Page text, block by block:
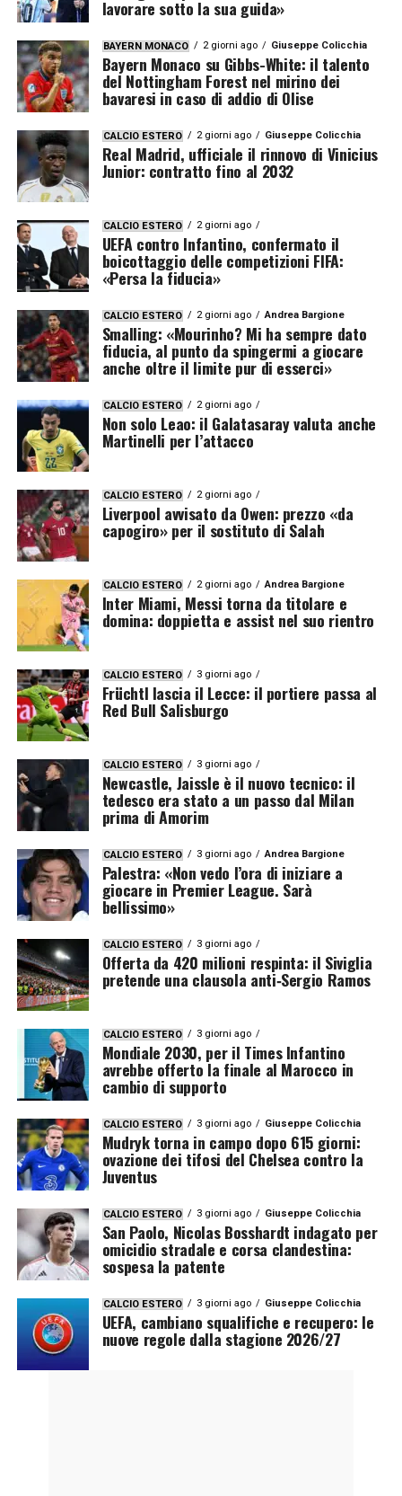
lavorare sotto la sua guida»
BAYERN MONACO 2 giorni ago Giuseppe Colicchia
Bayern Monaco su Gibbs-White: il talento
del Nottingham Forest nel mirino dei
bavaresi in caso di addio di Olise
CALCIO ESTERO 2 giorni ago Giuseppe Colicchia
Real Madrid, ufficiale il rinnovo di Vinicius
Junior: contratto fino al 2032
CALCIO ESTERO 2 giorni ago
UEFA contro Infantino, confermato il
boicottaggio delle competizioni FIFA:
«Persa la fiducia»
CALCIO ESTERO 2 giorni ago Andrea Bargione
Smalling: «Mourinho? Mi ha sempre dato
fiducia, al punto da spingermi a giocare
anche oltre il limite pur di esserci»
CALCIO ESTERO 2 giorni ago
Non solo Leao: il Galatasaray valuta anche
Martinelli per l’attacco
CALCIO ESTERO 2 giorni ago
Liverpool avvisato da Owen: prezzo «da
capogiro» per il sostituto di Salah
CALCIO ESTERO 2 giorni ago Andrea Bargione
Inter Miami, Messi torna da titolare e
domina: doppietta e assist nel suo rientro
CALCIO ESTERO 3 giorni ago
Früchtl lascia il Lecce: il portiere passa al
Red Bull Salisburgo
CALCIO ESTERO 3 giorni ago
Newcastle, Jaissle è il nuovo tecnico: il
tedesco era stato a un passo dal Milan
prima di Amorim
CALCIO ESTERO 3 giorni ago Andrea Bargione
Palestra: «Non vedo l’ora di iniziare a
giocare in Premier League. Sarà
bellissimo»
CALCIO ESTERO 3 giorni ago
Offerta da 420 milioni respinta: il Siviglia
pretende una clausola anti‑Sergio Ramos
CALCIO ESTERO 3 giorni ago
Mondiale 2030, per il Times Infantino
avrebbe offerto la finale al Marocco in
cambio di supporto
CALCIO ESTERO 3 giorni ago Giuseppe Colicchia
Mudryk torna in campo dopo 615 giorni:
ovazione dei tifosi del Chelsea contro la
Juventus
CALCIO ESTERO 3 giorni ago Giuseppe Colicchia
San Paolo, Nicolas Bosshardt indagato per
omicidio stradale e corsa clandestina:
sospesa la patente
CALCIO ESTERO 3 giorni ago Giuseppe Colicchia
UEFA, cambiano squalifiche e recupero: le
nuove regole dalla stagione 2026/27